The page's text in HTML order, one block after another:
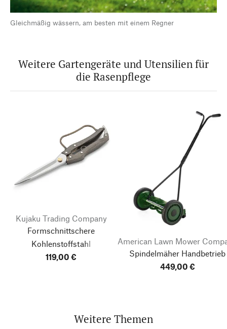
Gleichmäßig wässern, am besten mit einem Regner
Weitere Gartengeräte und Utensilien für
die Rasenpflege
Kujaku Trading Company
Formschnittschere
Kohlenstoffstahl
verchromt
119,00 €
American Lawn Mower
Spindelmäher Handbetrieb
449,00 €
Weitere Themen